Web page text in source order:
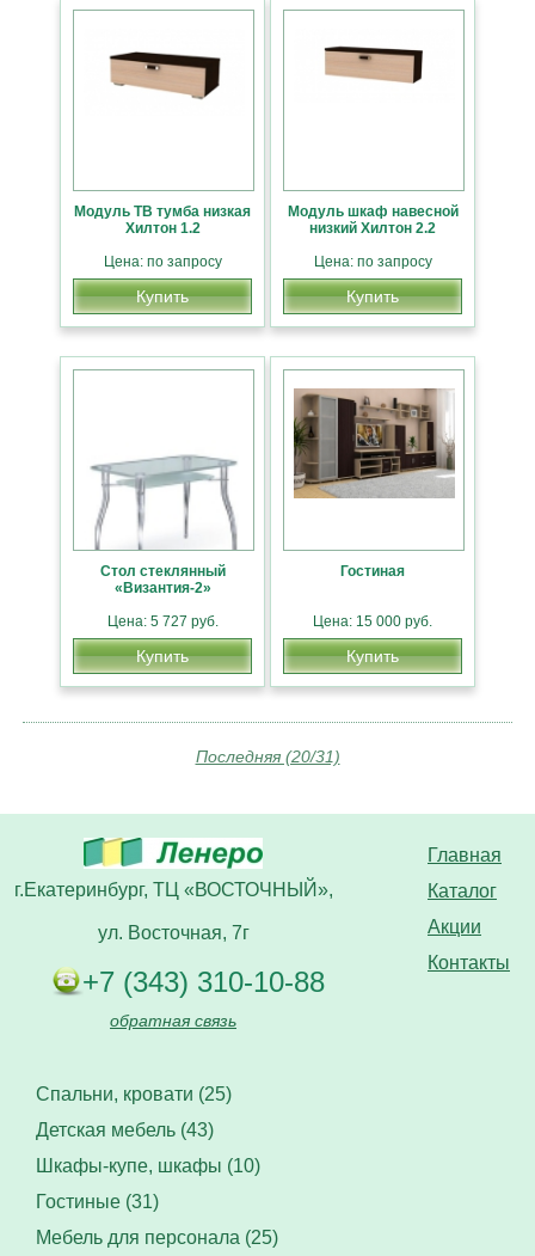
Модуль ТВ тумба низкая
Хилтон 1.2
Цена: по запросу
Купить
Модуль шкаф навесной
низкий Хилтон 2.2
Цена: по запросу
Купить
Стол стеклянный
«Византия-2»
Цена: 5 727 руб.
Купить
Гостиная
Цена: 15 000 руб.
Купить
Последняя (20/31)
Главная
Каталог
Акции
Контакты
г.Екатеринбург, ТЦ «ВОСТОЧНЫЙ»,
ул. Восточная, 7г
+7 (343) 310-10-88
обратная связь
Спальни, кровати (25)
Детская мебель (43)
Шкафы-купе, шкафы (10)
Гостиные (31)
Мебель для персонала (25)